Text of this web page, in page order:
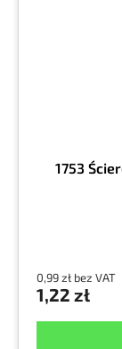
1753
0,99 zł bez VAT
1,22 zł